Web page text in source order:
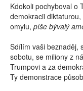
Kdokoli pochyboval o
demokracii
omylu, píše bývalý
Sdílím vaši beznaděj,
sobotu, se miliony z
Trumpovi a za
Ty demonstrace